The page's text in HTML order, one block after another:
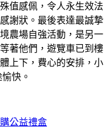
值感佩，令人永生效法
謝狀。最後表達最誠摯
農場自強活動，是另一
著他們，遊覽車已到樓
上下，費心的安排，小
快。
公益禮盒